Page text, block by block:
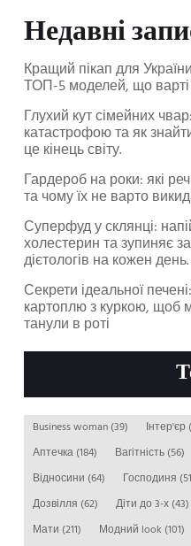
Недавні
Кращий пікап для
ТОП-5 моделей, що варті
Глухий кут сімейних
катастрофою та як
це кінець світу.
Гардероб на роки: які
та чому їх не варто
Суперфуд у склянці:
холестерин та зупиняє
дієтологів на кожен день.
Секрети ідеальної
картоплю з куркою, щоб
танули в роті
Business woman (39) Інтер'єр
Аптечка (184) Вагітність (56)
Відносини (64) Господиня
Дозвілля (62) Діти до 3-х (43)
Мати (211) Модний look (101)